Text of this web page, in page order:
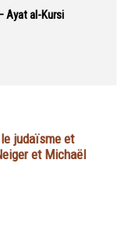
Ayat al-Kursi
judaïsme et
et Michaël